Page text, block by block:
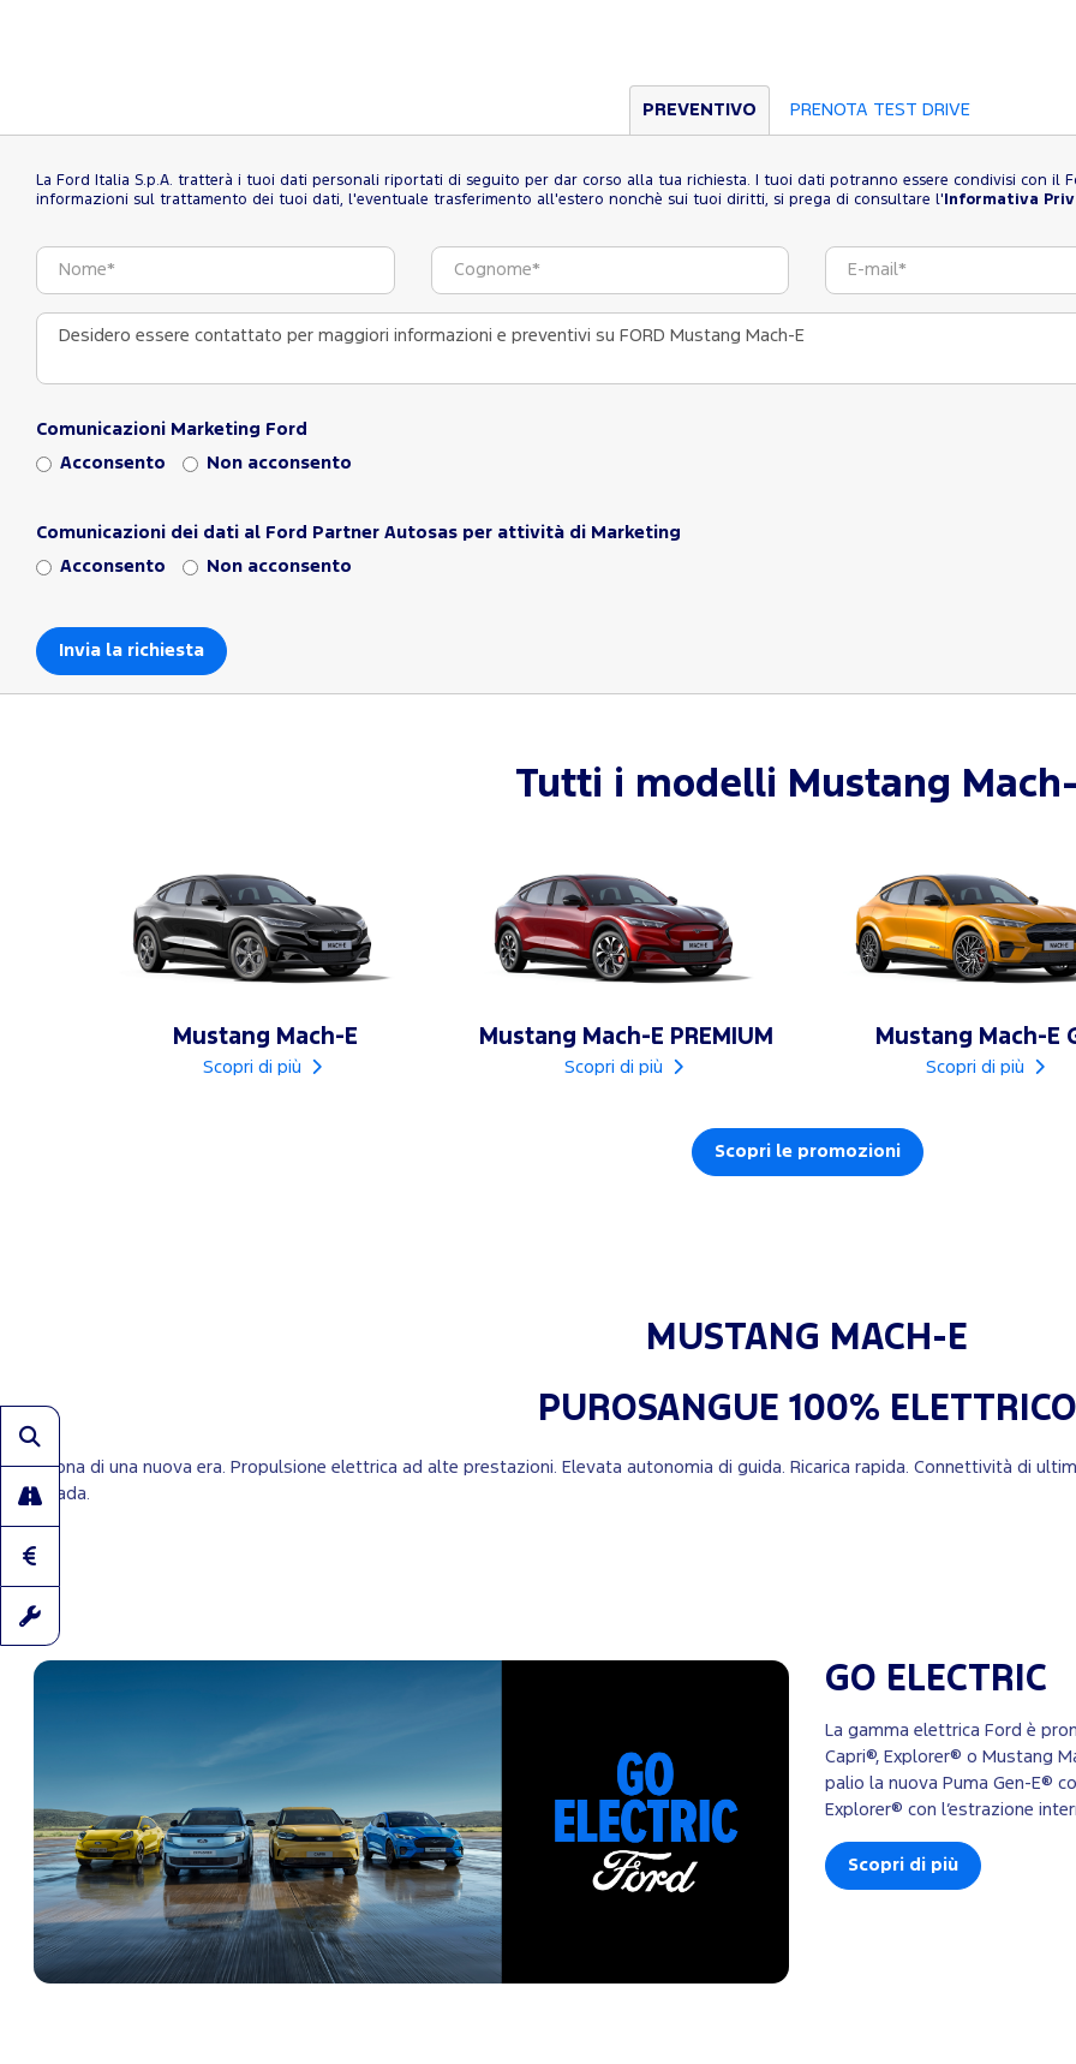
PREVENTIVO PRENOTA TEST DRIVE
La Ford Italia S.p.A. tratterà i tuoi dati personali riportati di seguito per dar corso alla tua richiesta. I tuoi dati potranno essere condivisi con il
informazioni sul trattamento dei tuoi dati, l'eventuale trasferimento all'estero nonchè sui tuoi diritti, si prega di consultare l' Informativa
Comunicazioni Marketing Ford
Acconsento Non acconsento
Comunicazioni dei dati al Ford Partner Autosas per attività di Marketing
Acconsento Non acconsento
Tutti i modelli Mustang
Mustang Mach-E
Scopri di più
Mustang Mach-E PREMIUM
Scopri di più
Mustang Mach-E
Scopri di più
Scopri le promozioni
MUSTANG MACH-E
PUROSANGUE 100% ELETTRICO
L’icona di una nuova era. Propulsione elettrica ad alte prestazioni. Elevata autonomia di guida. Ricarica rapida. Connettività di
strada.
GO ELECTRIC
La gamma elettrica Ford è
Capri®, Explorer® o Mustang
palio la nuova Puma Gen-E®
Explorer® con l’estrazione
Scopri di più